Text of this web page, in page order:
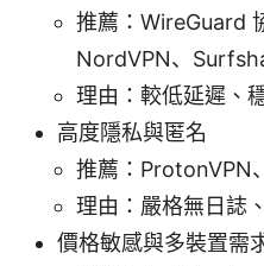
推薦：WireGuard
NordVPN、
理由：較低延遲、
高度隱私與匿名
推薦：ProtonVPN
理由：嚴格無日誌
價格敏感與多裝置需